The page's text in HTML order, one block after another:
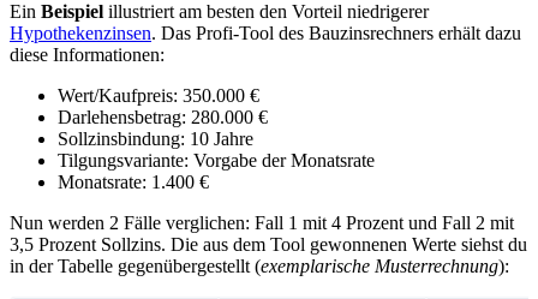
Ein Beispiel illustriert am besten den Vorteil niedrigerer
Hypothekenzinsen. Das Profi-Tool des Bauzinsrechners erhält dazu
diese Informationen:
Wert/Kaufpreis: 350.000 €
Darlehensbetrag: 280.000 €
Sollzinsbindung: 10 Jahre
Tilgungsvariante: Vorgabe der Monatsrate
Monatsrate: 1.400 €
Nun werden 2 Fälle verglichen: Fall 1 mit 4 Prozent und Fall 2 mit
3,5 Prozent Sollzins. Die aus dem Tool gewonnenen Werte siehst du
in der Tabelle gegenübergestellt (exemplarische Musterrechnung):